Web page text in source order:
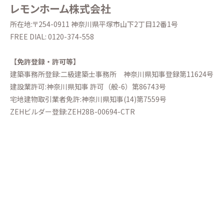
レモンホーム株式会社
所在地:〒254-0911 神奈川県平塚市山下2丁目12番1号
FREE DIAL: 0120-374-558
【免許登録・許可等】
建築事務所登録:二級建築士事務所 神奈川県知事登録第11624号
建設業許可:神奈川県知事 許可（般-6）第86743号
宅地建物取引業者免許:神奈川県知事(14)第7559号
ZEHビルダー登録:ZEH28B-00694-CTR